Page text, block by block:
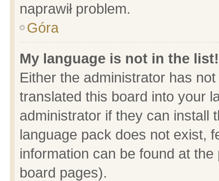
naprawił problem.
Góra
My language is not in the list!
Either the administrator has
translated this board into your
administrator if they can install
language pack does not exist,
information can be found at
board pages).